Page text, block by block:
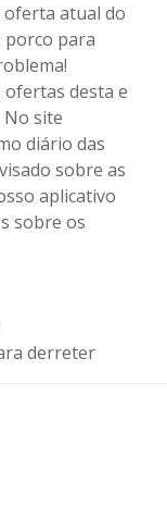
atual do
porco para
ofertas desta e
No site
diário das
sobre as
aplicativo
sobre os
derreter